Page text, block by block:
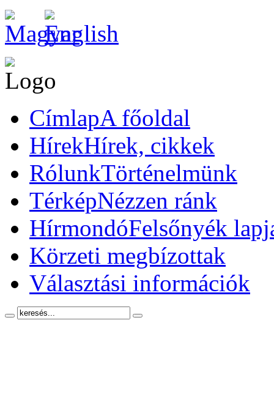
CímlapA főoldal
HírekHírek, cikkek
RólunkTörténelmünk
TérképNézzen ránk
HírmondóFelsőnyék
Körzeti megbízottak
Választási információk